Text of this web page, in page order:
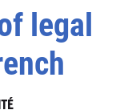
legal